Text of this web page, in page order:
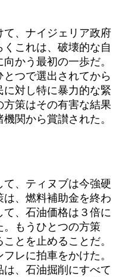
、ナイジェリア政府
これは、破壊的な自
かう最初の一歩だ。
つで選出されてから
に対し特に暴力的な緊
策はその有害な結果
関から賞讃された。
、ティヌブは今強硬
、燃料補助金を終わ
て、石油価格は３倍に
。もうひとつの方策
とを止めることだ。
レに拍車をかけた。
、石油掘削にすべて